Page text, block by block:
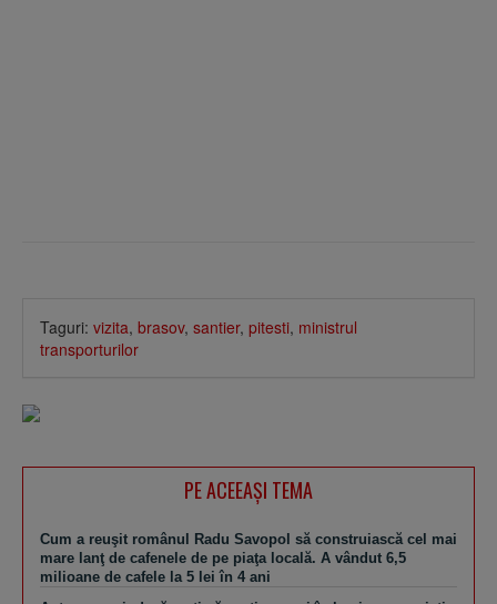
Taguri: vizita, brasov, santier, pitesti, ministrul
transporturilor
PE ACEEAŞI TEMA
Cum a reuşit românul Radu Savopol să construiască cel mai
mare lanţ de cafenele de pe piaţa locală. A vândut 6,5
milioane de cafele la 5 lei în 4 ani